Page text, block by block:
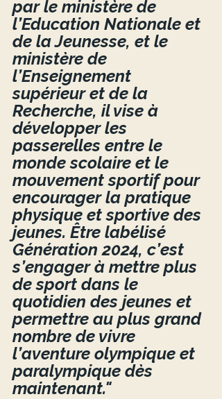
par le ministère de
l’Education Nationale et
de la Jeunesse, et le
ministère de
l’Enseignement
supérieur et de la
Recherche, il vise à
développer les
passerelles entre le
monde scolaire et le
mouvement sportif pour
encourager la pratique
physique et sportive des
jeunes. Être labélisé
Génération 2024, c’est
s’engager à mettre plus
de sport dans le
quotidien des jeunes et
permettre au plus grand
nombre de vivre
l’aventure olympique et
paralympique dès
maintenant."